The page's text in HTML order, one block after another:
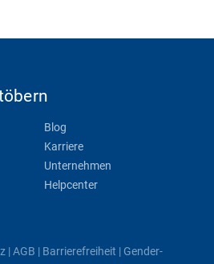
Blog
Karriere
Unternehmen
Helpcenter
|AGB | Barrierefreiheit | Gender-